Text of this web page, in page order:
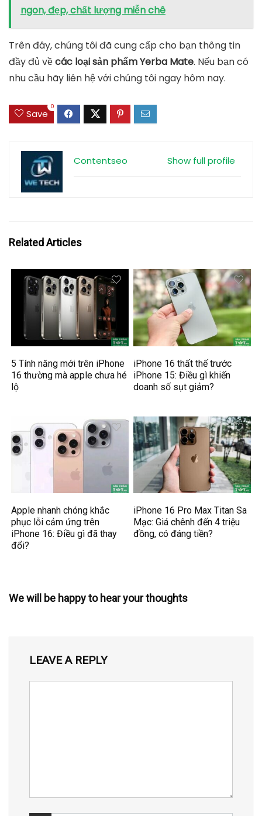
ngon, đẹp, chất lượng miễn chê
Trên đây, chúng tôi đã cung cấp cho bạn thông tin
đầy đủ vềcác loại sản phẩm Yerba Mate. Nếu bạn có
nhu cầu hãy liên hệ với chúng tôi ngay hôm nay.
Save
0
Show full profile
Contentseo
Related Articles
5 Tính năng mới trên iPhone
16 thường mà apple chưa hé
lộ
iPhone 16 thất thế trước
iPhone 15: Điều gì khiến
doanh số sụt giảm?
Apple nhanh chóng khắc
phục lỗi cảm ứng trên
iPhone 16: Điều gì đã thay
đổi?
iPhone 16 Pro Max Titan Sa
Mạc: Giá chênh đến 4 triệu
đồng, có đáng tiền?
We will be happy to hear your thoughts
LEAVE A REPLY